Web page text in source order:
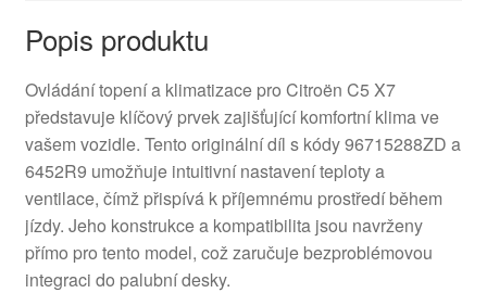
Popis produktu
Ovládání topení a klimatizace pro Citroën C5 X7
představuje klíčový prvek zajišťující komfortní klima ve
vašem vozidle. Tento originální díl s kódy 96715288ZD a
6452R9 umožňuje intuitivní nastavení teploty a
ventilace, čímž přispívá k příjemnému prostředí během
jízdy. Jeho konstrukce a kompatibilita jsou navrženy
přímo pro tento model, což zaručuje bezproblémovou
integraci do palubní desky.